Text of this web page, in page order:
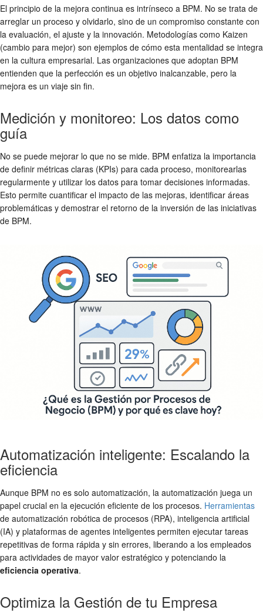
El principio de la mejora continua es intrínseco a BPM. No se trata de
arreglar un proceso y olvidarlo, sino de un compromiso constante con
la evaluación, el ajuste y la innovación. Metodologías como Kaizen
(cambio para mejor) son ejemplos de cómo esta mentalidad se integra
en la cultura empresarial. Las organizaciones que adoptan BPM
entienden que la perfección es un objetivo inalcanzable, pero la
mejora es un viaje sin fin.
Medición y monitoreo: Los datos como
guía
No se puede mejorar lo que no se mide. BPM enfatiza la importancia
de definir métricas claras (KPIs) para cada proceso, monitorearlas
regularmente y utilizar los datos para tomar decisiones informadas.
Esto permite cuantificar el impacto de las mejoras, identificar áreas
problemáticas y demostrar el retorno de la inversión de las iniciativas
de BPM.
Automatización inteligente: Escalando la
eficiencia
Aunque BPM no es solo automatización, la automatización juega un
papel crucial en la ejecución eficiente de los procesos. Herramientas
de automatización robótica de procesos (RPA), inteligencia artificial
(IA) y plataformas de agentes inteligentes permiten ejecutar tareas
repetitivas de forma rápida y sin errores, liberando a los empleados
para actividades de mayor valor estratégico y potenciando la
eficiencia operativa.
Optimiza la Gestión de tu Empresa